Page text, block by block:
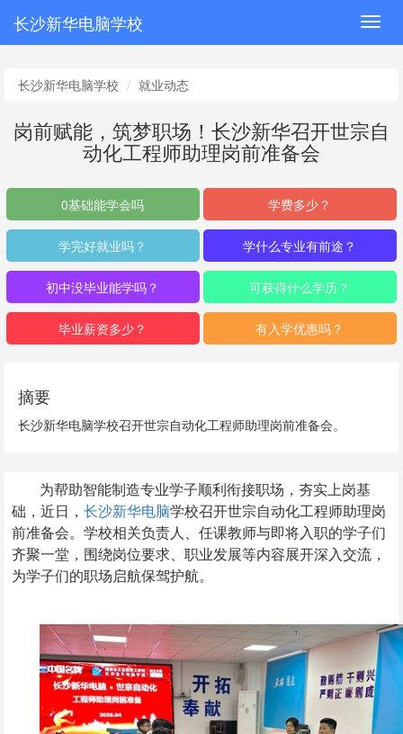
长沙新华电脑学校
长沙新华电脑学校 就业动态
岗前赋能，筑梦职场！长沙新华召开世宗自
动化工程师助理岗前准备会
0基础能学会吗 学费多少？
学完好就业吗？ 学什么专业有前途？
初中没毕业能学吗？ 可获得什么学历？
毕业薪资多少？ 有入学优惠吗？
摘要
长沙新华电脑学校召开世宗自动化工程师助理岗前准备会。
为帮助智能制造专业学子顺利衔接职场，夯实上岗基
础，近日， 长沙新华电脑学校召开世宗自动化工程师助理岗
前准备会。学校相关负责人、任课教师与即将入职的学子们
齐聚一堂，围绕岗位要求、职业发展等内容展开深入交流，
为学子们的职场启航保驾护航。